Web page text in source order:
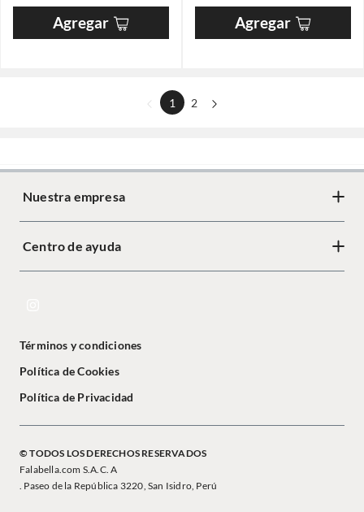
Agregar Agregar
1 2
Nuestra empresa
Centro de ayuda
Términos y condiciones
Política de Cookies
Política de Privacidad
© TODOS LOS DERECHOS RESERVADOS
Falabella.com S.A.C. A
. Paseo de la República 3220, San Isidro, Perú